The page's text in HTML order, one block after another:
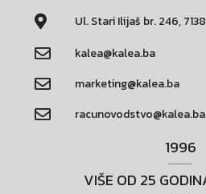
Ul. Stari Ilijaš br. 246,
kalea@kalea.ba
marketing@kalea.ba
racunovodstvo@kalea.ba
1996
VIŠE OD 25